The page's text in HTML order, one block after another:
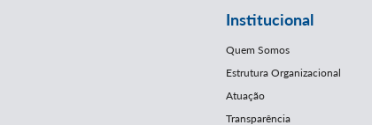
Institucional
Quem Somos
Estrutura Organizacional
Atuação
Transparência